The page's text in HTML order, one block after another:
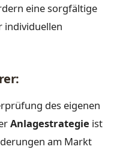
eine sorgfältige
individuellen
des eigenen
Anlagestrategie ist
am Markt